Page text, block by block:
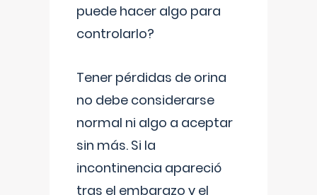
puede hacer algo para
controlarlo?
Tener pérdidas de orina
no debe considerarse
normal ni algo a aceptar
sin más. Si la
incontinencia apareció
tras el embarazo y el